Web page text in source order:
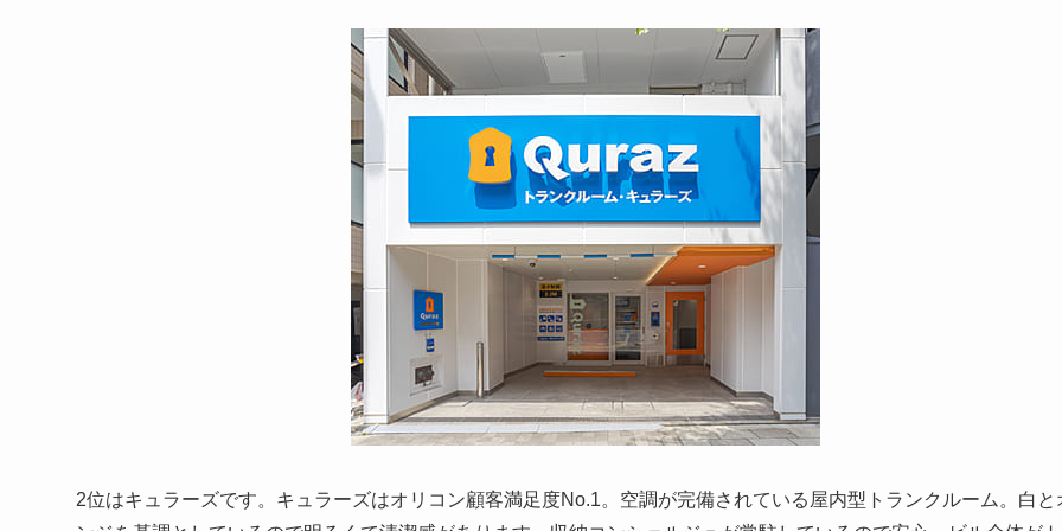
2位はキュラーズです。キュラーズはオリコン顧客満足度No.1。空調が完備されている屋内型トランクルーム。白と